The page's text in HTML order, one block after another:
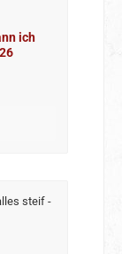
ich